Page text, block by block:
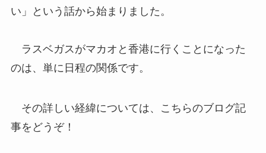
い」という話から始まりました。
ラスベガスがマカオと香港に行くことになった
のは、単に日程の関係です。
その詳しい経緯については、こちらのブログ記
事をどうぞ！